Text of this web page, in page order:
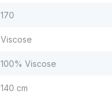
170
Viscose
100% Viscose
140 cm